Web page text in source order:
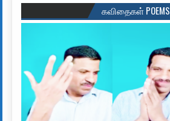
கவிதைகள் POEMS